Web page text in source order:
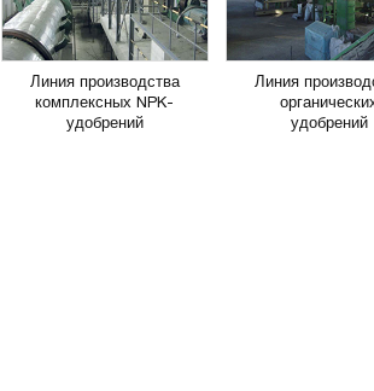
Линия производства
комплексных NPK-
удобрений
Линия
удобрений